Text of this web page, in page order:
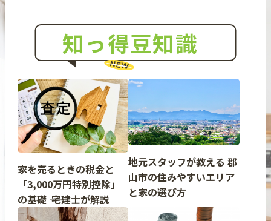
知っ得豆知識
NEW
家を売るときの税金と
「3,000万円特別控除」
の基礎 ―― 宅建士が解説
地元スタッフが教える 郡
山市の住みやすいエリア
と家の選び方